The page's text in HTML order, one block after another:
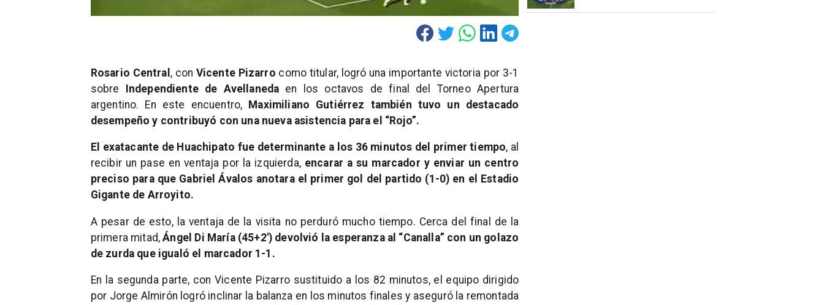
Rosario Central , con Vicente Pizarro como titular, logró una importante victoria por 3-1
sobre Independiente de Avellaneda en los octavos de final del Torneo Apertura
argentino. En este encuentro, Maximiliano Gutiérrez también tuvo un destacado
desempeño y contribuyó con una nueva asistencia para el “Rojo”.
El exatacante de Huachipato fue determinante a los 36 minutos del primer tiempo, al
recibir un pase en ventaja por la izquierda, encarar a su marcador y enviar un centro
preciso para que Gabriel Ávalos anotara el primer gol del partido (1-0) en el Estadio
Gigante de Arroyito.
A pesar de esto, la ventaja de la visita no perduró mucho tiempo. Cerca del final de la
primera mitad,Ángel Di María (45+2′) devolvió la esperanza al “Canalla” con un golazo
de zurda que igualó el marcador 1-1.
En la segunda parte, con Vicente Pizarro sustituido a los 82 minutos, el equipo dirigido
por Jorge Almirón logró inclinar la balanza en los minutos finales y aseguró la remontada